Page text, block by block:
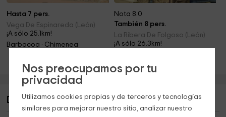
Nos preocupamos por tu
privacidad
Utilizamos cookies propias y de terceros y tecnologías
similares para mejorar nuestro sitio, analizar nuestro
Hasta 7 pers.
Vega De Espinareda (León)
¡A sólo 25.1km!
Barbacoa · Chimenea
Nota 8.0
También 8 pers.
La Ribera De Folgoso (León)
¡A sólo 26.3km!
Descripción de La Devesina